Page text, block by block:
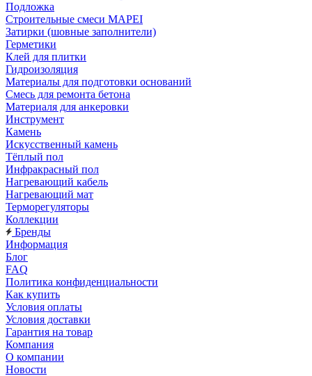
Подложка
Строительные смеси MAPEI
Затирки (шовные заполнители)
Герметики
Клей для плитки
Гидроизоляция
Материалы для подготовки оснований
Смесь для ремонта бетона
Материаля для анкеровки
Инструмент
Камень
Искусственный камень
Тёплый пол
Инфракрасный пол
Нагревающий кабель
Нагревающий мат
Терморегуляторы
Коллекции
Бренды
Информация
Блог
FAQ
Политика конфиденциальности
Как купить
Условия оплаты
Условия доставки
Гарантия на товар
Компания
О компании
Новости